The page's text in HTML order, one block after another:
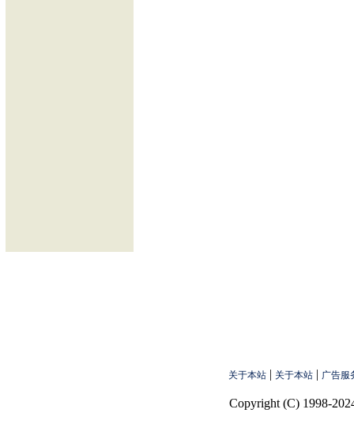
关于本站 | 关于本站 | 广告服
Copyright (C) 1998-